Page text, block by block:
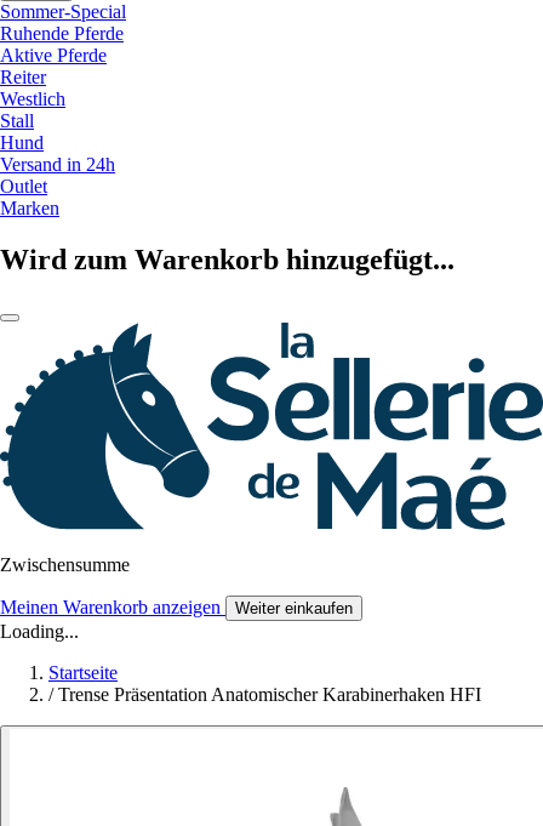
Sommer-Special
Ruhende Pferde
Aktive Pferde
Reiter
Westlich
Stall
Hund
Versand in 24h
Outlet
Marken
Wird zum Warenkorb hinzugefügt...
Zwischensumme
Meinen Warenkorb anzeigen Weiter einkaufen
Loading...
Startseite
/ Trense Präsentation Anatomischer Karabinerhaken HFI